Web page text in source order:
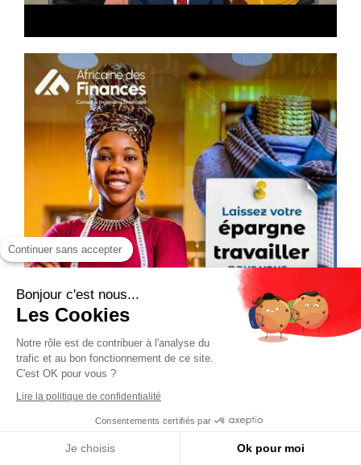
Continuer sans accepter
Bonjour c'est nous...
Les Cookies
Notre rôle est de contribuer à l'analyse du
trafic et au bon fonctionnement de ce site.
C'est OK pour vous ?
Lire la politique de confidentialité
Consentements certifiés par
Je choisis Ok pour moi